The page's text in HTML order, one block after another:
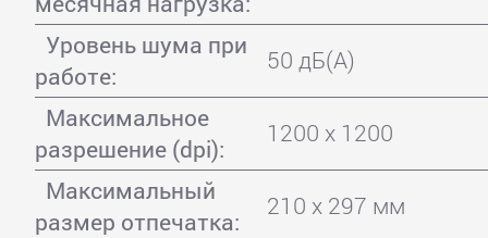
Уровень шума при
работе:
50 дБ(А)
Максимальное
разрешение (dpi):
1200 x 1200
Максимальный
размер отпечатка:
210 x 297 мм